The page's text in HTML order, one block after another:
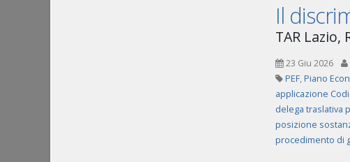
Il
TAR Lazio,
23 Giu 2026
PEF,Piano
applicazione
delega traslativa
posizione
procedimento di